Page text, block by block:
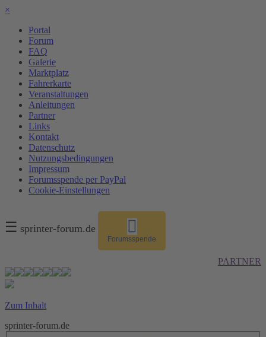
×
Portal
Forum
FAQ
Galerie
Marktplatz
Fahrerkarte
Veranstaltungen
Anleitungen
Partner
Links
Kontakt
Datenschutz
Nutzungsbedingungen
Impressum
Forumsspende per PayPal
Cookie-Einstellungen
☰ sprinter-forum.de
Forumsspende
PARTNER
Zum Inhalt
sprinter-forum.de